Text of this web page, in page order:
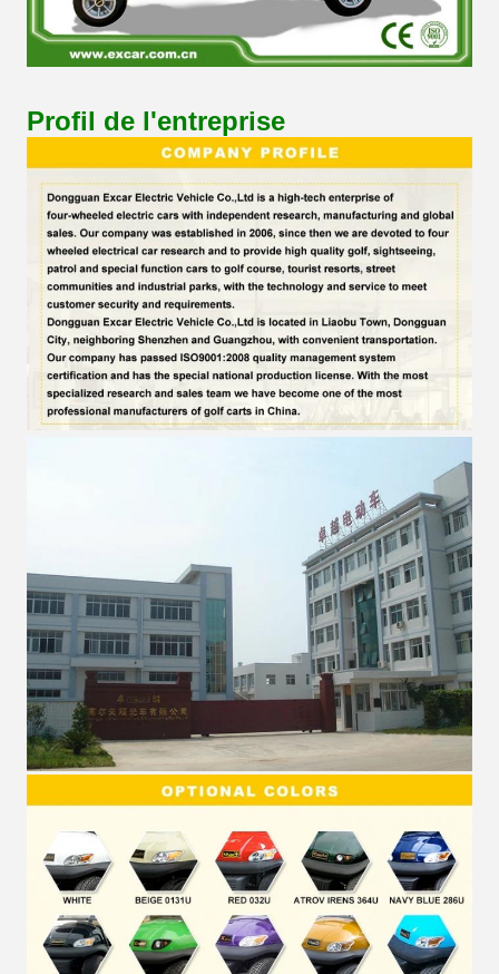
Profil de l'entreprise